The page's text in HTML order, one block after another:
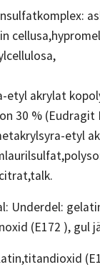
etyl akrylat
30 % (Eudragit
etyl
Underdel:
(E172 ), gul